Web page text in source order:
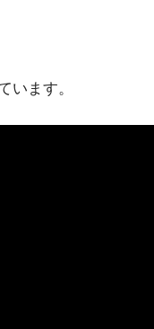
います。